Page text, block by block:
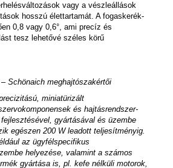
vagy a vészleállások
hosszú élettartamát. A fogaskerék-
0,8 vagy 0,6°, ami precíz és
tesz lehetővé széles körű
Schönaich meghajtószakértői
miniatürizált
és hajtásrendszer-
gyártásával és üzembe
egészen 200 W leadott teljesítményig.
az ügyfélspecifikus
helyezése, valamint a számos
gyártása is, pl. kefe nélküli motorok,